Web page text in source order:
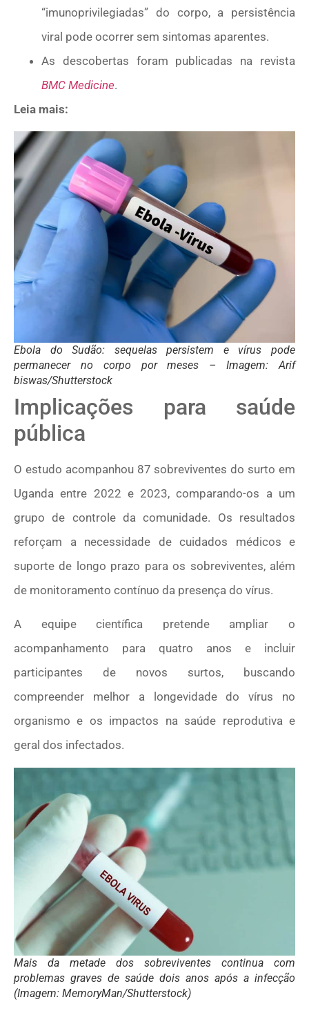
“imunoprivilegiadas” do corpo, a persistência
viral pode ocorrer sem sintomas aparentes.
As descobertas foram publicadas na revista
BMC Medicine.
Leia mais:
Ebola do Sudão: sequelas persistem e vírus pode
permanecer no corpo por meses – Imagem: Arif
biswas/Shutterstock
Implicações para saúde
pública
O estudo acompanhou 87 sobreviventes do surto em
Uganda entre 2022 e 2023, comparando-os a um
grupo de controle da comunidade. Os resultados
reforçam a necessidade de cuidados médicos e
suporte de longo prazo para os sobreviventes, além
de monitoramento contínuo da presença do vírus.
A equipe científica pretende ampliar o
acompanhamento para quatro anos e incluir
participantes de novos surtos, buscando
compreender melhor a longevidade do vírus no
organismo e os impactos na saúde reprodutiva e
geral dos infectados.
Mais da metade dos sobreviventes continua com
problemas graves de saúde dois anos após a infecção
(Imagem: MemoryMan/Shutterstock)